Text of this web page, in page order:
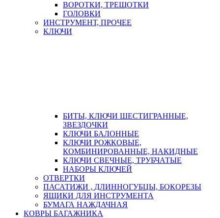
ВОРОТКИ, ТРЕЩОТКИ
ГОЛОВКИ
ИНСТРУМЕНТ, ПРОЧЕЕ
КЛЮЧИ
БИТЫ, КЛЮЧИ ШЕСТИГРАННЫЕ,
ЗВЕЗДОЧКИ
КЛЮЧИ БАЛОННЫЕ
КЛЮЧИ РОЖКОВЫЕ,
КОМБИНИРОВАННЫЕ, НАКИДНЫЕ
КЛЮЧИ СВЕЧНЫЕ, ТРУБЧАТЫЕ
НАБОРЫ КЛЮЧЕЙ
ОТВЕРТКИ
ПАСАТИЖИ , ДЛИННОГУБЦЫ, БОКОРЕЗЫ
ЯЩИКИ ДЛЯ ИНСТРУМЕНТА
БУМАГА НАЖДАЧНАЯ
КОВРЫ БАГАЖНИКА